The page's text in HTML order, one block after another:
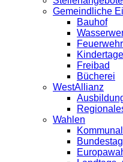
Gemeindliche
Bauhof
Freibad
Bücherei
WestAllianz
Wahlen